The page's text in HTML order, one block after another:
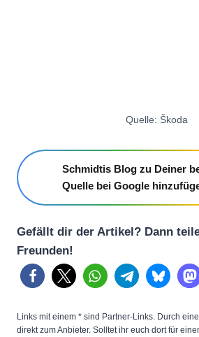
Quelle: Škoda
Schmidtis Blog zu Deiner
Quelle bei Google
Gefällt dir der Artikel? Dann
Freunden!
Links mit einem * sind Partner-Links. Durch
direkt zum Anbieter. Solltet ihr euch dort für